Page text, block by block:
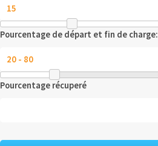
Pourcentage de départ et fin de charge:
Pourcentage récuperé